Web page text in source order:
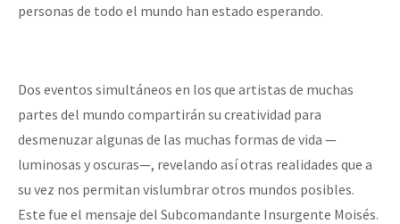
Semillero Guerra contra la Humanidad. (Las poblaciones y
la naturaleza bajo asedio)
Libros para descargar
personas de todo el mundo han estado esperando.
Dos eventos simultáneos en los que artistas de muchas
partes del mundo compartirán su creatividad para
desmenuzar algunas de las muchas formas de vida —
luminosas y oscuras—, revelando así otras realidades que a
su vez nos permitan vislumbrar otros mundos posibles.
Este fue el mensaje del Subcomandante Insurgente Moisés.